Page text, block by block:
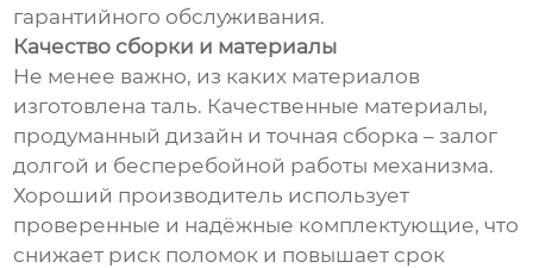
гарантийного обслуживания.
Качество сборки и материалы
Не менее важно, из каких материалов
изготовлена таль. Качественные материалы,
продуманный дизайн и точная сборка – залог
долгой и бесперебойной работы механизма.
Хороший производитель использует
проверенные и надёжные комплектующие, что
снижает риск поломок и повышает срок